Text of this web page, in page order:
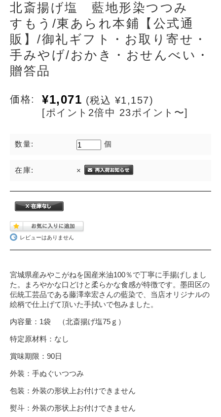
北斎揚げ塩 藍地形染つつみ
すもう/東あられ本鋪【公式通
販】/御礼ギフト・お取り寄せ・
手みやげ/おかき・おせんべい・
贈答品
価格: ¥1,071 (税込 ¥1,157)
[ポイント2倍中 23ポイント〜]
数量: 個
在庫: ×
レビューはありません
宮城県産みやこがねを国産米油100％で丁寧に手揚げしまし
た。まろやかな口どけと柔らかな食感が特徴です。墨田区の
伝統工芸品である藤澤幸宏さんの藍染で、当店オリジナルの
絵柄で仕上げて頂いた手拭いで包みました。
内容量：1袋 （北斎揚げ塩75ｇ）
特定原材料：なし
賞味期限：90日
外装：手ぬぐいつつみ
包装：外装の形状上お付けできません
熨斗：外装の形状上お付けできません